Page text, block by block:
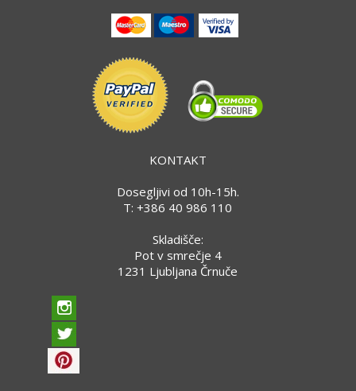
KONTAKT
Dosegljivi od 10h-15h.
T: +386 40 986 110
Skladišče:
Pot v smrečje 4
1231 Ljubljana Črnuče